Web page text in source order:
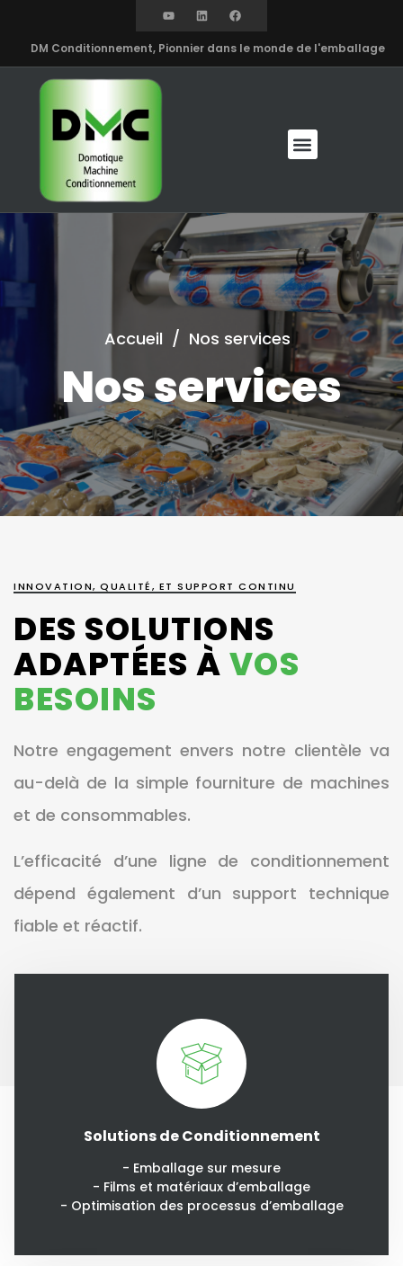
DM Conditionnement, Pionnier dans le monde de l'emballage
Accueil / Nos services
Nos services
INNOVATION, QUALITÉ, ET SUPPORT CONTINU
DES SOLUTIONS
ADAPTÉES À VOS
BESOINS
Notre engagement envers notre clientèle va
au-delà de la simple fourniture de machines
et de consommables.
L’efficacité d’une ligne de conditionnement
dépend également d’un support technique
fiable et réactif.
Solutions de Conditionnement
- Emballage sur mesure
- Films et matériaux d’emballage
- Optimisation des processus d’emballage